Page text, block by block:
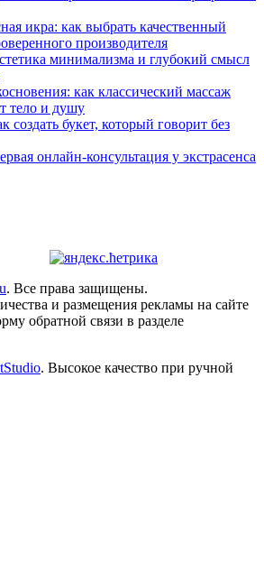
икра: как выбрать качественный
производителя
минимализма и глубокий смысл
как классический массаж
тело и душу
создать букет, который говорит без
онлайн-консультация у экстрасенса
. Все права защищены.
и размещения рекламы на сайте
обратной связи в разделе
. Высокое качество при ручной